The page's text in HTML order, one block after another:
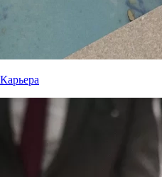
Карьера